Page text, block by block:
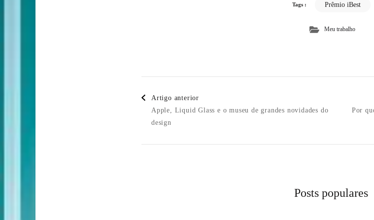
Tags : Prêmio iBest
Meu trabalho
Navigation
Artigo anterior
Apple, Liquid Glass e o museu de grandes novidades do
design
Por
Posts populares